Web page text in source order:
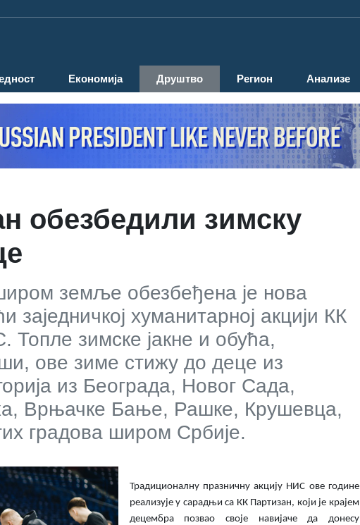
Економија Друштво Регион Анализе
обезбедили зимску
земље обезбеђена је нова
заједничкој хуманитарној акцији КК
Топле зимске јакне и обућа,
ове зиме стижу до деце из
из Београда, Новог Сада,
Врњачке Бање, Рашке, Крушевца,
градова широм Србије.
Традиционалну празничну акцију НИС ове године
реализује у сарадњи са КК Партизан, који је крајем
децембра позвао своје навијаче да донесу